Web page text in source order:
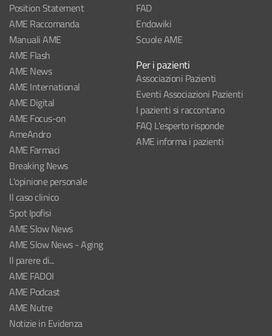
Position Statement
AME Raccomanda
Manuali AME
AME Flash
AME News
AME International
AME Digital
AME Focus-on
AmeAndro
AME Farmaci
Breaking News
L'opinione personale
Il caso clinico
Spot Ipofisi
AME Slow News
AME Slow News - Aging
Il parere di...
AME FADOI
AME Podcast
AME Nutre
Notizie in Evidenza
FAD
Endowiki
Scuole AME
Per i pazienti
Associazioni Pazienti
Eventi Associazioni Pazienti
I pazienti si raccontano
FAQ L'esperto risponde
AME informa i pazienti